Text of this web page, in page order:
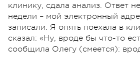
клинику, сдала анализ. Ответ
недели – мой электронный
записали. Я опять поехала в
сказал: «Ну, вроде бы что-то
сообщила Олегу (смеется):